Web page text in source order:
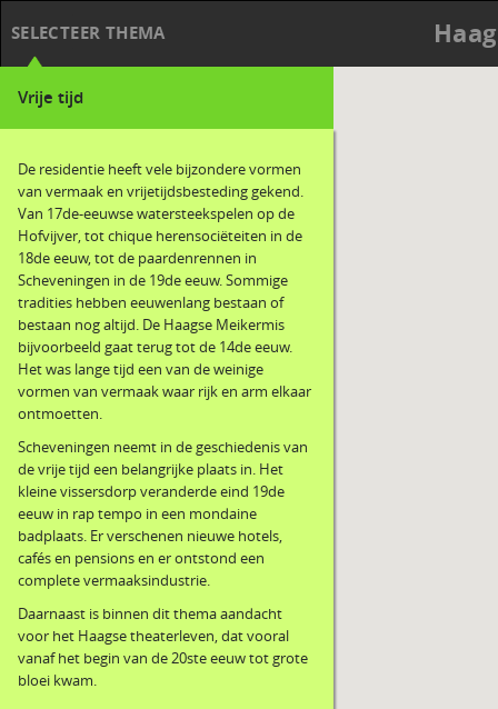
SELECTEER THEMA
Vrije tijd
De residentie heeft vele bijzondere vormen
van vermaak en vrijetijdsbesteding gekend.
Van 17de-eeuwse watersteekspelen op de
Hofvijver, tot chique herensociëteiten in de
18de eeuw, tot de paardenrennen in
Scheveningen in de 19de eeuw. Sommige
tradities hebben eeuwenlang bestaan of
bestaan nog altijd. De Haagse Meikermis
bijvoorbeeld gaat terug tot de 14de eeuw.
Het was lange tijd een van de weinige
vormen van vermaak waar rijk en arm elkaar
ontmoetten.
Scheveningen neemt in de geschiedenis van
de vrije tijd een belangrijke plaats in. Het
kleine vissersdorp veranderde eind 19de
eeuw in rap tempo in een mondaine
badplaats. Er verschenen nieuwe hotels,
cafés en pensions en er ontstond een
complete vermaaksindustrie.
Daarnaast is binnen dit thema aandacht
voor het Haagse theaterleven, dat vooral
vanaf het begin van de 20ste eeuw tot grote
bloei kwam.